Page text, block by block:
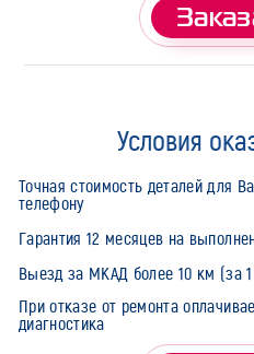
Условия
Точная стоимость деталей для
телефону
Гарантия 12 месяцев на
Выезд за МКАД более 10 км (за
При отказе от ремонта
диагностика